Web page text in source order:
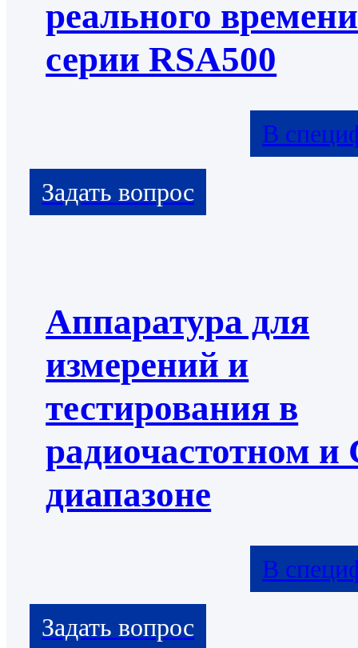
реального времени
серии RSA500
В
Аппаратура для
измерений и
тестирования в
радиочастотном
диапазоне
В